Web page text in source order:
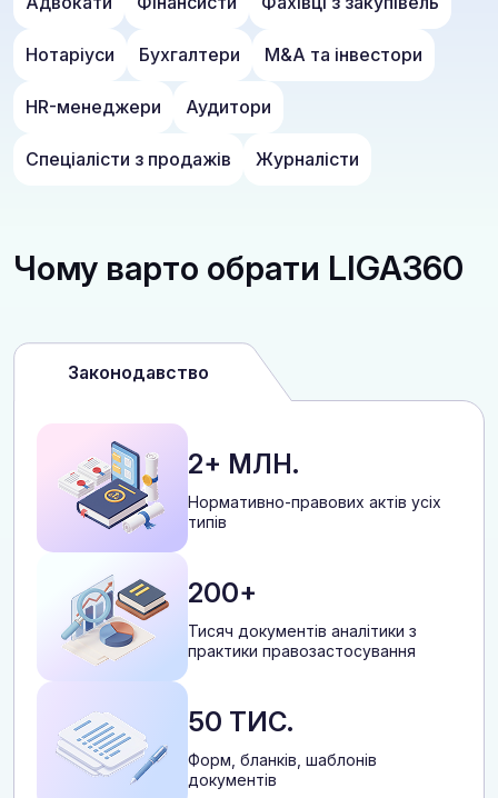
Нотаріуси Бухгалтери M&A та інвестори
HR-менеджери Аудитори
Спеціалісти з продажів Журналісти
Чому варто обрати LIGA360
Законодавство
2+ МЛН.
Нормативно-правових актів усіх
типів
200+
Тисяч документів аналітики з
практики правозастосування
50 ТИС.
Форм, бланків, шаблонів
документів